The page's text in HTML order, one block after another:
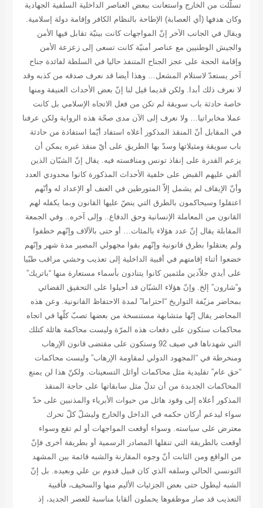
تسلّلت من الخارج واستعانت ببعض العناصر الداخلية السلفية الجهادية
وكان هدفها (أي العصابة) الإطاحة بالنظام الكافر وإقامة دولة إسلامية.
ويقال في الجانب الآخر إنّ المواجهات كانت بينيّة تقابل فيها الأمن
والجيش الوطنيين مع عناصر أمنيّة كانت تسعى إلى زعزعة الأمن
وإقامة الحجة على عجز الجناح المتنفذ حاليا في السلطة لفائدة جناح
آخر يستعدّ لاستلام المشعل… وهذا أيضا قد نعرف صدقه من كذبه وقد
لا نعرف ذلك أبدا. ولكن قديما قيل لنا إنّ بعض الأحداث العنيفة ومنها
خاصة حادثة باب سويقة لم تكن من فعل الاتجاه الإسلامي بل كانت
عملا مخابراتيا… ولا نعرف إلى الآن مدى صحّة هذه الرواية ولكن عرفنا
في المقابل أنّ المنقذ المذكور أعلاه استفاد أيّما استفادة من حادثة
باب سويقة ومثيلاتها وسدّ بها الطريق على أيّ منقذ غيره يمكن أن
يزعم القدرة على إنقاذ تونس ومنافسته فيه. يقال إنّ الشبّان الذين
ألقي عليهم القبض على خلفية الأحداث المذكورة كانوا محدودي العدد
وأنّ الإيقاف لم يشمل إلاّ المتورطين في العنف أو الإعداد له وأنّهم
اعتقلوا وسيحاكمون بالطرق التي ينصّ عليها القانون وبما يكفله لهم
القانون من المعاملة الإنسانية وحق الدفاع.. وإلى آخره.. وفي الجمعة
المقابلة يقال إنّ عدد هؤلاء بالمئات… أو حتى بالآلاف وإنّهم خطفوا
ولم يعتقلوا بطرق قانونية وإنّهم بقوا مجهولي المصير مدة شهر وإنّهم
خضعوا أثناء إقامتهم في أقبية الداخلية إلى تعذيب وحشي مراقب طبّيا
على أيدي جلاّدين ملثمين كانوا يتنادون بأسماء مستعارة منها “باتريك”
و”شارون” إلخ. وإنّ هؤلاء الشبّان قد أحيلوا على التحقيق القضائي
بمحاضر مزيّفة التواريخ “احتراما” لمدة الاحتفاظ القانونية. وعن هذه
المحاضر يقال إنّها متشابهة مستنسخة من بعضها تصبّ كلّها في اتجاه
محاكمات ستكون على دفعات هذه المرّة وليست محاكمة هائلة كتلك
التي شهدناها في صيف 92 وستكون على مقتضى قانون الإرهاب
ومنخرطة في “المجهود الدولي لمقاومة الإرهاب” وليست محاكمات
“حق عام” تقليدية مثل محاكمات أوائل التسعينات. ولكنّ هذا لن يمنع
المحاكمات الجديدة من أن تدلّ مثل سابقاتها على حاجة المنقذ
المذكور أعلاه إلى وقود هائل من حيوات الأبرياء والمذنبين على حدّ
سواء ليدعم أركان حكمه في الداخل والخارج وليشلّ كلّ تحرك
معترض على سياسته. وسواء أوقعت المواجهات أو لم تقع وسواء
أوقعت بالطريقة التي تنقلها المصادر الرسمية أو بطريقة أخرى فإنّ
من الواقع ومن الثابت أنّ وجوه المقارنة والشبه قائمة بين المشهد
التونسي الحالي وسلفه الذي كان قبيل قدوم بن علي وبعيده. بل إنّ
الشبه ليطول حتى بعض الجزئيات الأليم منها والسخيف، فأقبية
التعذيب قد صار موظفوها يحملون ألقابا مناسبة للعصر الجديد، إذ